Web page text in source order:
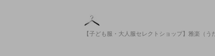
【子ども服・大人服セレクトショップ】雅楽（う